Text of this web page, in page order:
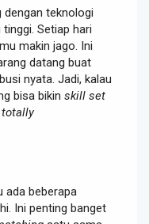
dengan teknologi
Setiap hari
makin jago. Ini
datang buat
nyata. Jadi, kalau
bisa bikin skill set
totally
ada beberapa
Ini penting banget